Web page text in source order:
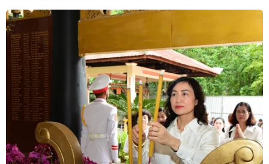
sẽ thăm cấp Nhà nước tới Australia và
New Zealand
06/08/2026 04:30
Mỹ phát tín hiệu ủng hộ ổn định
đồng won của Hàn Quốc
05/08/2026 23:26